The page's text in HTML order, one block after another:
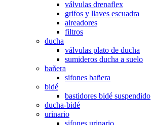
válvulas drenaflex
grifos y llaves escuadra
aireadores
filtros
ducha
válvulas plato de ducha
sumideros ducha a suelo
bañera
sifones bañera
bidé
bastidores bidé suspendido
ducha-bidé
urinario
sifones urinario